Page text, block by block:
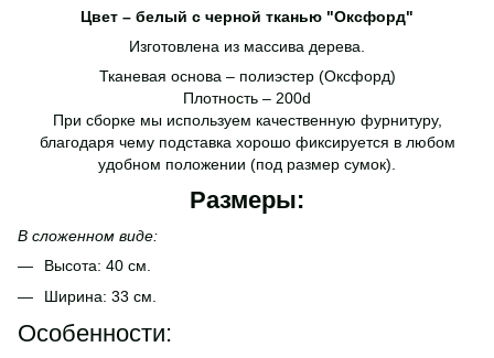
Цвет – белый с черной тканью "Оксфорд"
Изготовлена из массива дерева.
Тканевая основа – полиэстер (Оксфорд)
Плотность – 200d
При сборке мы используем качественную фурнитуру,
благодаря чему подставка хорошо фиксируется в любом
удобном положении (под размер сумок).
Размеры:
В сложенном виде:
Высота: 40 см.
Ширина: 33 см.
Особенности: